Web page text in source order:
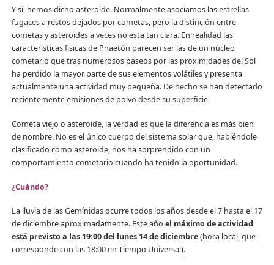
Y sí, hemos dicho asteroide. Normalmente asociamos las estrellas
fugaces a restos dejados por cometas, pero la distinción entre
cometas y asteroides a veces no esta tan clara. En realidad las
características físicas de Phaetón parecen ser las de un núcleo
cometario que tras numerosos paseos por las proximidades del Sol
ha perdido la mayor parte de sus elementos volátiles y presenta
actualmente una actividad muy pequeña. De hecho se han detectado
recientemente emisiones de polvo desde su superficie.
Cometa viejo o asteroide, la verdad es que la diferencia es más bien
de nombre. No es el único cuerpo del sistema solar que, habiéndole
clasificado como asteroide, nos ha sorprendido con un
comportamiento cometario cuando ha tenido la oportunidad.
¿Cuándo?
La lluvia de las Gemínidas ocurre todos los años desde el 7 hasta el 17
de diciembre aproximadamente. Este año el máximo de actividad
está previsto a las 19:00 del lunes 14 de diciembre(hora local, que
corresponde con las 18:00 en Tiempo Universal).